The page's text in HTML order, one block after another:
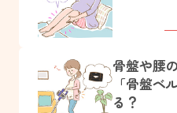
骨盤や腰
「骨盤ベ
る？